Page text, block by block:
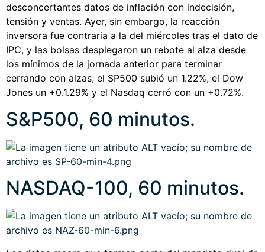
desconcertantes datos de inflación con indecisión,
tensión y ventas. Ayer, sin embargo, la reacción
inversora fue contraria a la del miércoles tras el dato de
IPC, y las bolsas desplegaron un rebote al alza desde
los mínimos de la jornada anterior para terminar
cerrando con alzas, el SP500 subió un 1.22%, el Dow
Jones un +0.1.29% y el Nasdaq cerró con un +0.72%.
S&P500, 60 minutos.
NASDAQ-100, 60 minutos.